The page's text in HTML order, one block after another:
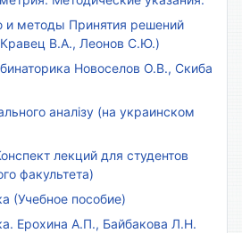
и методы Принятия решений
В.А., Леонов С.Ю.)
Новоселов О.В., Скиба
аналізу (на украинском
лекций для студентов
факультета)
(Учебное пособие)
Ерохина А.П., Байбакова Л.Н.